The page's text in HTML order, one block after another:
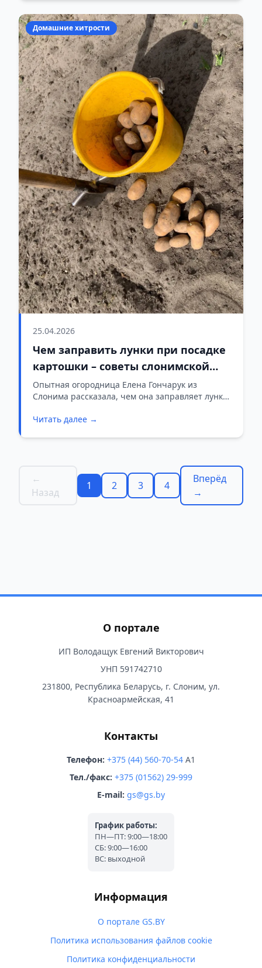
Домашние хитрости
25.04.2026
Чем заправить лунки при посадке
картошки – советы слонимской
огородницы
Опытная огородница Елена Гончарук из
Слонима рассказала, чем она заправляет лунки
Читать далее →
←
Назад
1 2 3 4
Вперёд
→
О портале
ИП Володащук Евгений Викторович
УНП 591742710
231800, Республика Беларусь, г. Слоним, ул.
Красноармейская, 41
Контакты
Телефон: +375 (44) 560-70-54 A1
Тел./факс: +375 (01562) 29-999
E-mail: gs@gs.by
График работы:
ПН—ПТ: 9:00—18:00
СБ: 9:00—16:00
ВС: выходной
Информация
О портале GS.BY
Политика использования файлов cookie
Политика конфиденциальности